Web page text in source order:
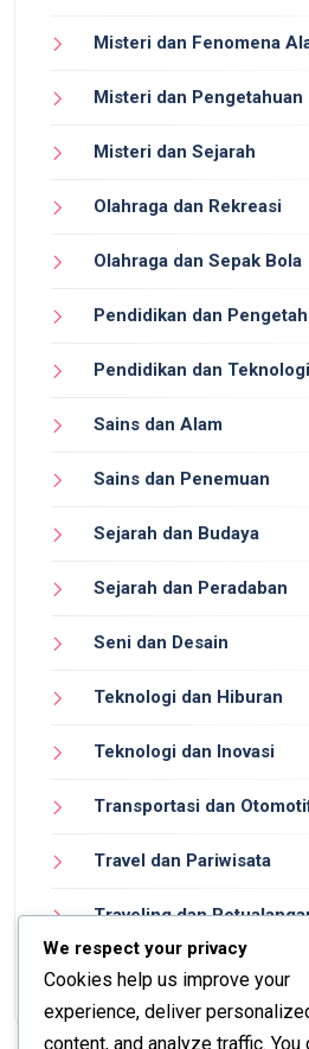
Misteri dan Fenomena
Misteri dan Pengetahuan
Misteri dan Sejarah
Olahraga dan Rekreasi
Olahraga dan Sepak Bola
Pendidikan dan
Pendidikan dan Teknologi
Sains dan Alam
Sains dan Penemuan
Sejarah dan Budaya
Sejarah dan Peradaban
Seni dan Desain
Teknologi dan Hiburan
Teknologi dan Inovasi
Transportasi dan
Travel dan Pariwisata
Traveling dan
Wisata dan Petualangan
We respect your privacy
Cookies help us improve your
experience, deliver
content, and analyze traffic. You